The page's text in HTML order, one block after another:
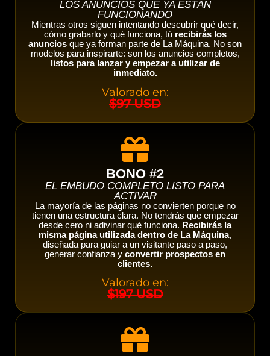
LOS ANUNCIOS QUE YA ESTÁN
FUNCIONANDO
Mientras otros siguen intentando descubrir qué decir,
cómo grabarlo y qué funciona, tú recibirás los
anuncios que ya forman parte de La Máquina. No son
modelos para inspirarte: son los anuncios completos,
listos para lanzar y empezar a utilizar de
inmediato.
Valorado en:
$97 USD
BONO #2
EL EMBUDO COMPLETO LISTO PARA
ACTIVAR
La mayoría de las páginas no convierten porque no
tienen una estructura clara. No tendrás que empezar
desde cero ni adivinar qué funciona. Recibirás la
misma página utilizada dentro de La Máquina,
diseñada para guiar a un visitante paso a paso,
generar confianza y convertir prospectos en
clientes.
Valorado en:
$197 USD